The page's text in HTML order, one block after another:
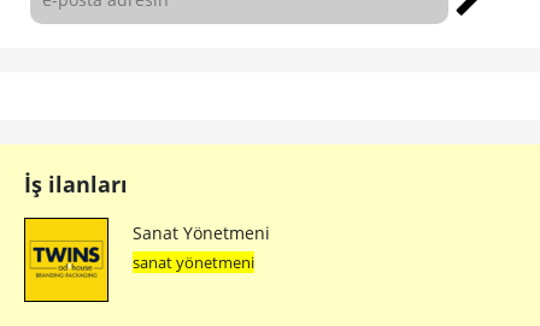
İş ilanları
Sanat Yönetmeni
sanat yönetmeni